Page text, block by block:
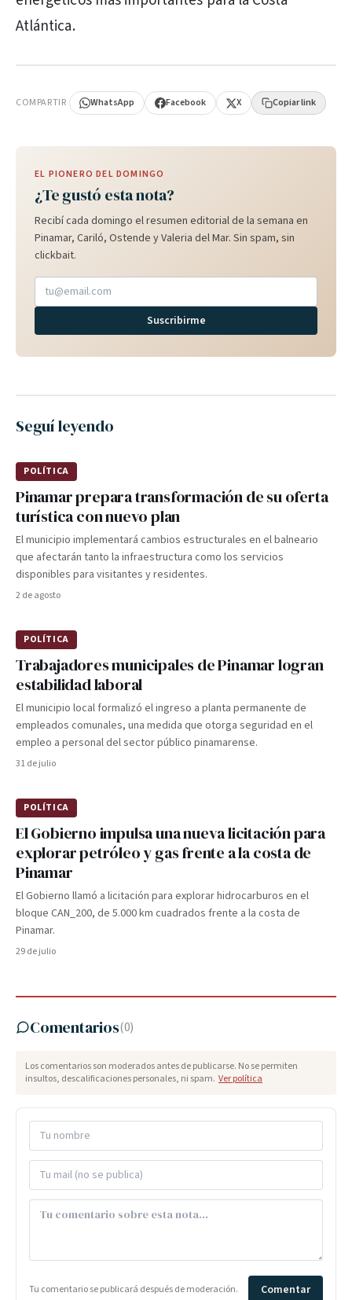
Atlántica.
COMPARTIR WhatsApp Facebook X Copiar link
EL PIONERO DEL DOMINGO
¿Te gustó esta nota?
Recibí cada domingo el resumen editorial de la semana en
Pinamar, Cariló, Ostende y Valeria del Mar. Sin spam, sin
clickbait.
Suscribirme
Seguí leyendo
POLÍTICA
Pinamar prepara transformación de su oferta
turística con nuevo plan
El municipio implementará cambios estructurales en el balneario
que afectarán tanto la infraestructura como los servicios
disponibles para visitantes y residentes.
2 de agosto
POLÍTICA
Trabajadores municipales de Pinamar logran
estabilidad laboral
El municipio local formalizó el ingreso a planta permanente de
empleados comunales, una medida que otorga seguridad en el
empleo a personal del sector público pinamarense.
31 de julio
POLÍTICA
El Gobierno impulsa una nueva licitación para
explorar petróleo y gas frente a la costa de
Pinamar
El Gobierno llamó a licitación para explorar hidrocarburos en el
bloque CAN_200, de 5.000 km cuadrados frente a la costa de
Pinamar.
29 de julio
Comentarios(0)
Los comentarios son moderados antes de publicarse. No se permiten
insultos, descalificaciones personales, ni spam. Ver política
Tu comentario se publicará después de moderación. Comentar